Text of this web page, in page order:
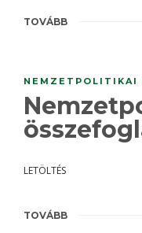
TOVÁBB
NEMZETPOLITIKAI
LETÖLTÉS
TOVÁBB